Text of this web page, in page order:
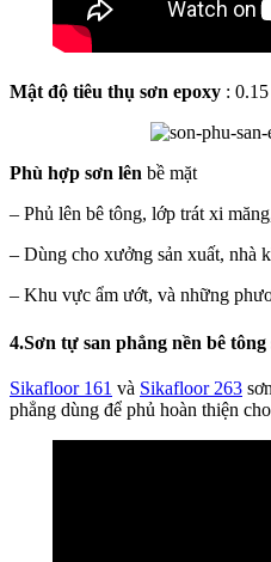
Mật độ tiêu thụ sơn epoxy :
Phù hợp sơn lên bề mặt
– Phủ lên bê tông, lớp trát xi
– Dùng cho xưởng sản xuất, nhà
– Khu vực ẩm ướt, và những
4.Sơn tự san phẳng nền bê tông
Sikafloor 161 và Sikafloor 263
phẳng dùng để phủ hoàn thiện